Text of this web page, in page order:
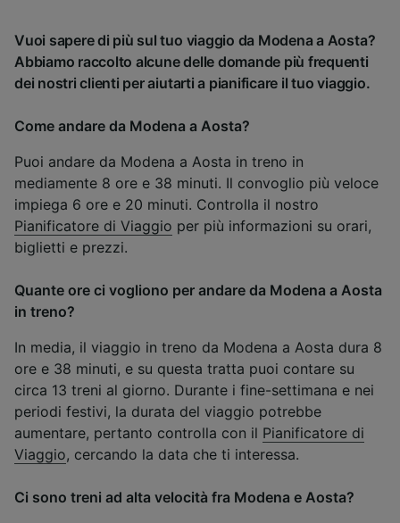
Vuoi sapere di più sul tuo viaggio da Modena a Aosta?
Abbiamo raccolto alcune delle domande più frequenti
dei nostri clienti per aiutarti a pianificare il tuo viaggio.
Come andare da Modena a Aosta?
Puoi andare da Modena a Aosta in treno in
mediamente 8 ore e 38 minuti. Il convoglio più veloce
impiega 6 ore e 20 minuti. Controlla il nostro
Pianificatore di Viaggio per più informazioni su orari,
biglietti e prezzi.
Quante ore ci vogliono per andare da Modena a Aosta
in treno?
In media, il viaggio in treno da Modena a Aosta dura 8
ore e 38 minuti, e su questa tratta puoi contare su
circa 13 treni al giorno. Durante i fine-settimana e nei
periodi festivi, la durata del viaggio potrebbe
aumentare, pertanto controlla con il Pianificatore di
Viaggio, cercando la data che ti interessa.
Ci sono treni ad alta velocità fra Modena e Aosta?